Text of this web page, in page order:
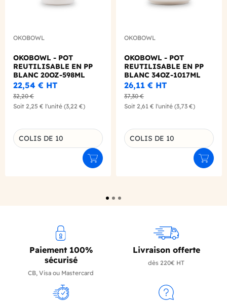
OKOBOWL
OKOBOWL - POT
REUTILISABLE EN PP
BLANC 20OZ-598ML
Ø118MM X1
22,54 € HT
32,20 €
Soit 2,25 € l'unité (3,22 €)
Déclinaison du produit
COLIS DE 10
Ajouter au panier
OKOBOWL
OKOBOWL - POT
REUTILISABLE EN PP
BLANC 34OZ-1017ML
Ø167MM X1
26,11 € HT
37,30 €
Soit 2,61 € l'unité (3,73 €)
Déclinaison du produit
COLIS DE 10
Paiement 100%
sécurisé
CB, Visa ou Mastercard
Livraison offerte
dès 220€ HT